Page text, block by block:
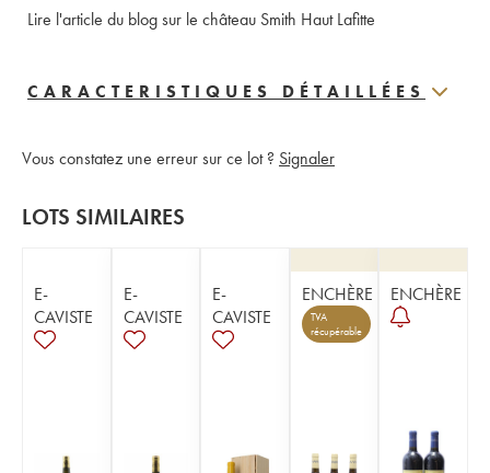
Lire l'article du blog sur le château Smith Haut Lafitte
CARACTERISTIQUES DÉTAILLÉES
Vous constatez une erreur sur ce lot ? Signaler
LOTS SIMILAIRES
E-
CAVISTE
E-
CAVISTE
E-
CAVISTE
ENCHÈRE
TVA
récupérable
ENCHÈRE